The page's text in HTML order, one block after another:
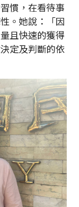
慣，在看待事
。她說：「因
且快速的獲得
定及判斷的依